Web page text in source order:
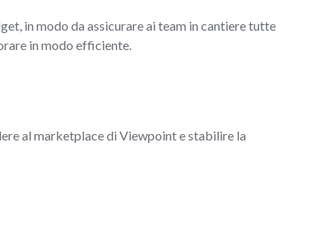
in modo da assicurare ai team in cantiere tutte
in modo efficiente.
al marketplace di Viewpoint e stabilire la